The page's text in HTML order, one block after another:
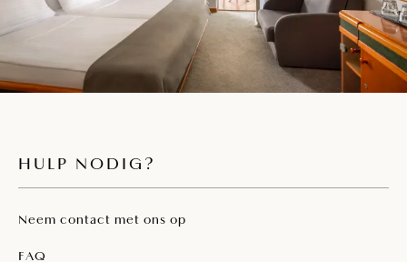
HULP NODIG?
Neem contact met ons op
FAQ